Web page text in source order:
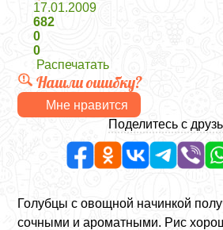
17.01.2009
682
0
0
Распечатать
Нашли ошибку?
Мне нравится
Поделитесь с
Голубцы с овощной начинкой
сочными и ароматными. Рис